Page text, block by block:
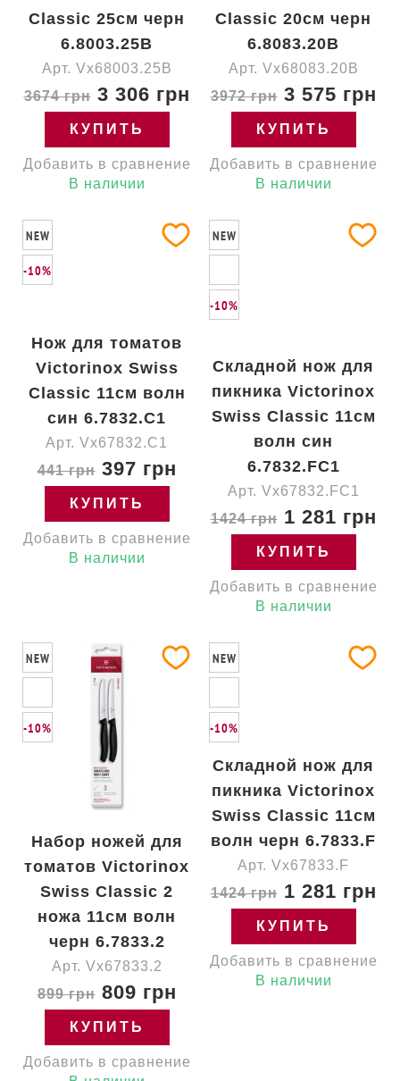
Classic 25см черн
6.8003.25B
Арт. Vx68003.25B
3674 грн3 306 грн
КУПИТЬ
Добавить в сравнение
В наличии
Classic 20см черн
6.8083.20B
Арт. Vx68083.20B
3972 грн3 575 грн
КУПИТЬ
Добавить в сравнение
В наличии
NEW
-10%
Нож для томатов
Victorinox Swiss
Classic 11см волн
син 6.7832.C1
Арт. Vx67832.C1
441 грн397 грн
КУПИТЬ
Добавить в сравнение
В наличии
NEW
-10%
Складной нож для
пикника Victorinox
Swiss Classic 11см
волн син
6.7832.FC1
Арт. Vx67832.FC1
1424 грн1 281 грн
КУПИТЬ
Добавить в сравнение
В наличии
NEW
-10%
Набор ножей для
томатов Victorinox
Swiss Classic 2
ножа 11см волн
черн 6.7833.2
Арт. Vx67833.2
899 грн809 грн
КУПИТЬ
Добавить в сравнение
NEW
-10%
Складной нож для
пикника Victorinox
Swiss Classic 11см
волн черн 6.7833.F
Арт. Vx67833.F
1424 грн1 281 грн
КУПИТЬ
Добавить в сравнение
В наличии